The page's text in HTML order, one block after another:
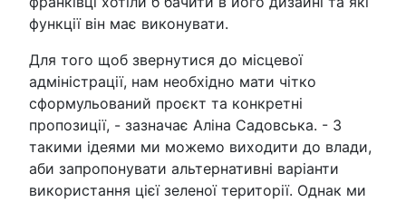
функції він має виконувати.
Для того щоб звернутися до місцевої
адміністрації, нам необхідно мати чітко
сформульований проєкт та конкретні
пропозиції, - зазначає Аліна Садовська. - З
такими ідеями ми можемо виходити до влади,
аби запропонувати альтернативні варіанти
використання цієї зеленої території. Однак ми